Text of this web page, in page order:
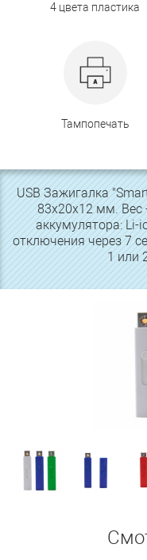
4 цвета пластика
Тампопечать
USB Зажигалка
83х20х12 мм. Вес
аккумулятора: Li-
отключения через 7
1 или